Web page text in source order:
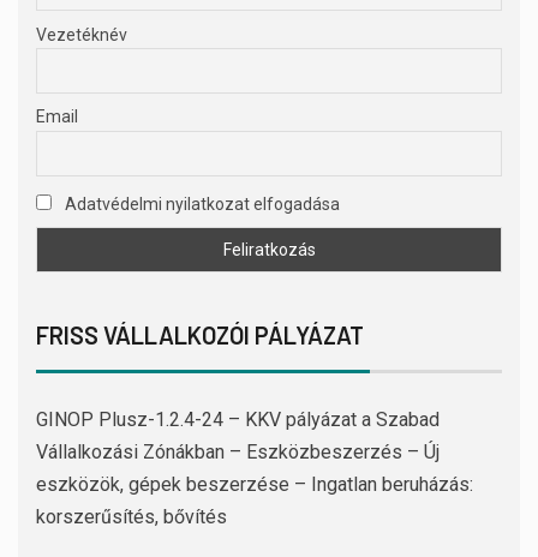
Vezetéknév
Email
Adatvédelmi nyilatkozat elfogadása
FRISS VÁLLALKOZÓI PÁLYÁZAT
GINOP Plusz-1.2.4-24 – KKV pályázat a Szabad
Vállalkozási Zónákban – Eszközbeszerzés – Új
eszközök, gépek beszerzése – Ingatlan beruházás:
korszerűsítés, bővítés